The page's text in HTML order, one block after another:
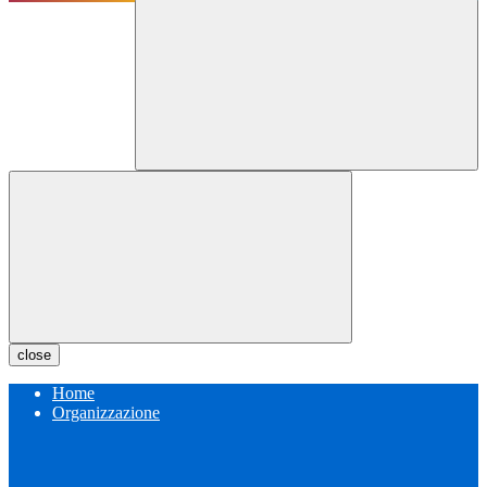
close
Home
Organizzazione